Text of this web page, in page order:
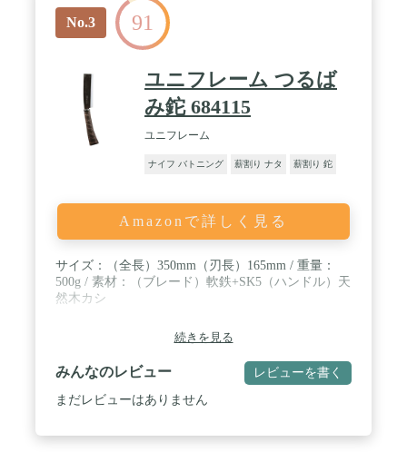
No.3 91
ユニフレーム つるば
み鉈 684115
ユニフレーム
ナイフ バトニング 薪割り ナタ 薪割り 鉈
Amazonで詳しく見る
サイズ：（全長）350mm（刃長）165mm / 重量：
500g / 素材：（ブレード）軟鉄+SK5（ハンドル）天
然木カシ
続きを見る
みんなのレビュー レビューを書く
まだレビューはありません